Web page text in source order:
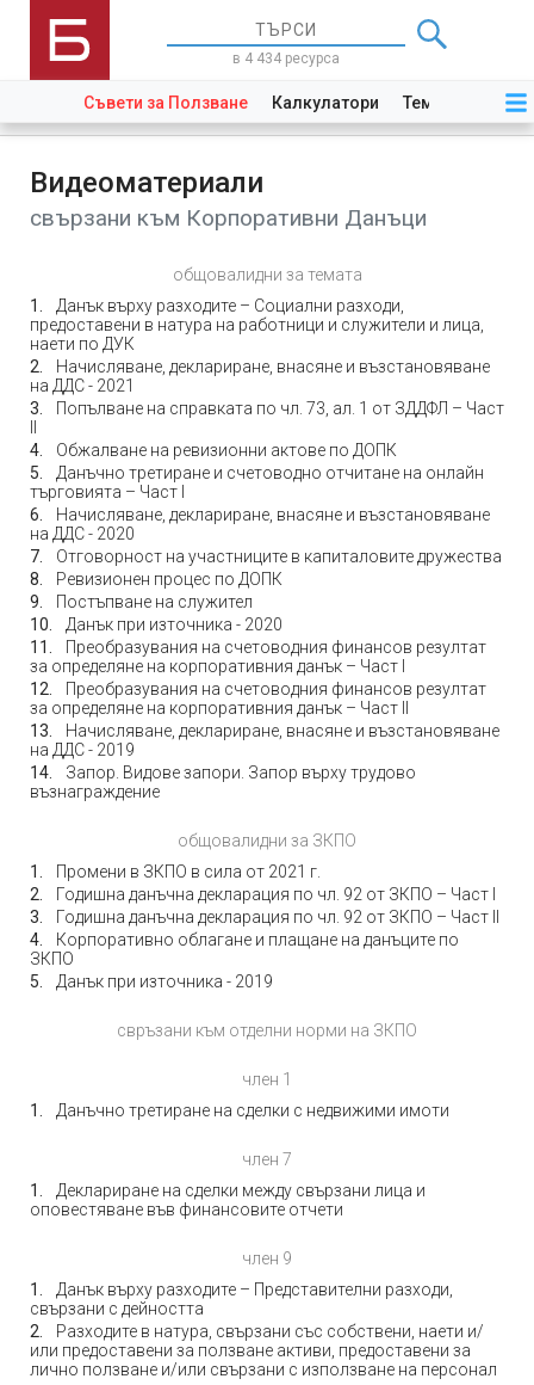
в 4 434 ресурса
Съвети за Ползване Калкулатори Теми Закони
Видеоматериали
свързани към Корпоративни Данъци
общовалидни за темата
Данък върху разходите – Социални разходи,
предоставени в натура на работници и служители и лица,
наети по ДУК
Начисляване, деклариране, внасяне и възстановяване
на ДДС - 2021
Попълване на справката по чл. 73, ал. 1 от ЗДДФЛ – Част
Обжалване на ревизионни актове по ДОПК
Данъчно третиране и счетоводно отчитане на онлайн
търговията – Част I
Начисляване, деклариране, внасяне и възстановяване
на ДДС - 2020
Отговорност на участниците в капиталовите дружества
Ревизионен процес по ДОПК
Постъпване на служител
Данък при източника - 2020
Преобразувания на счетоводния финансов резултат
за определяне на корпоративния данък – Част I
Преобразувания на счетоводния финансов резултат
за определяне на корпоративния данък – Част II
Начисляване, деклариране, внасяне и възстановяване
на ДДС - 2019
Запор. Видове запори. Запор върху трудово
възнаграждение
общовалидни за ЗКПО
Промени в ЗКПО в сила от 2021 г.
Годишна данъчна декларация по чл. 92 от ЗКПО – Част I
Годишна данъчна декларация по чл. 92 от ЗКПО – Част II
Корпоративно облагане и плащане на данъците по
ЗКПО
Данък при източника - 2019
свръзани към отделни норми на ЗКПО
член 1
Данъчно третиране на сделки с недвижими имоти
член 7
Деклариране на сделки между свързани лица и
оповестяване във финансовите отчети
член 9
Данък върху разходите – Представителни разходи,
свързани с дейността
Разходите в натура, свързани със собствени, наети и/
или предоставени за ползване активи, предоставени за
лично ползване и/или свързани с използване на персонал